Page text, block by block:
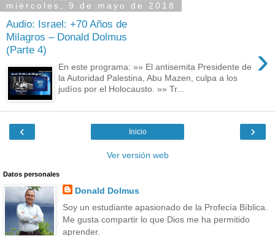
miércoles, 9 de mayo de 2018
Audio: Israel: +70 Años de
Milagros – Donald Dolmus
(Parte 4)
›
En este programa: »» El antisemita Presidente de
la Autoridad Palestina, Abu Mazen, culpa a los
judíos por el Holocausto. »» Tr...
‹ ›
Inicio
Ver versión web
Datos personales
Donald Dolmus
Soy un estudiante apasionado de la Profecía Bíblica.
Me gusta compartir lo que Dios me ha permitido
aprender.